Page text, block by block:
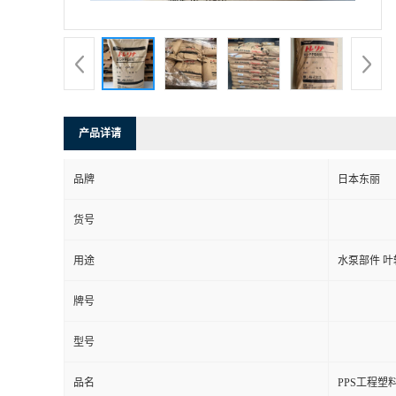
产品详请
品牌 日本东丽
货号
用途 水泵部件 叶
牌号
型号
品名 PPS工程塑